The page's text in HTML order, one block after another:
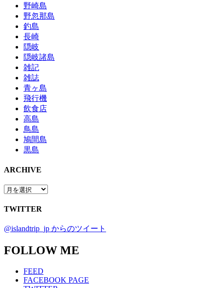
野崎島
野忽那島
釣島
長崎
隠岐
隠岐諸島
雑記
雑誌
青ヶ島
飛行機
飲食店
高島
鳥島
鳩間島
黒島
ARCHIVE
TWITTER
@islandtrip_jp からのツイート
FOLLOW ME
FEED
FACEBOOK PAGE